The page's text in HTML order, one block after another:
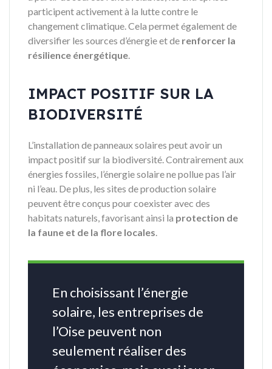
participent activement à la lutte contre le
changement climatique. Cela permet également de
diversifier les sources d’énergie et de renforcer la
résilience énergétique
IMPACT POSITIF SUR LA
BIODIVERSITÉ
L’installation de panneaux solaires peut avoir un
impact positif sur la biodiversité. Contrairement aux
énergies fossiles, l’énergie solaire ne pollue pas l’air
ni l’eau. De plus, les sites de production solaire
peuvent être conçus pour coexister avec des
habitats naturels, favorisant ainsi la protection de
la faune et de la flore locales
En choisissant l’énergie
solaire, les entreprises de
l’Oise peuvent non
seulement réaliser des